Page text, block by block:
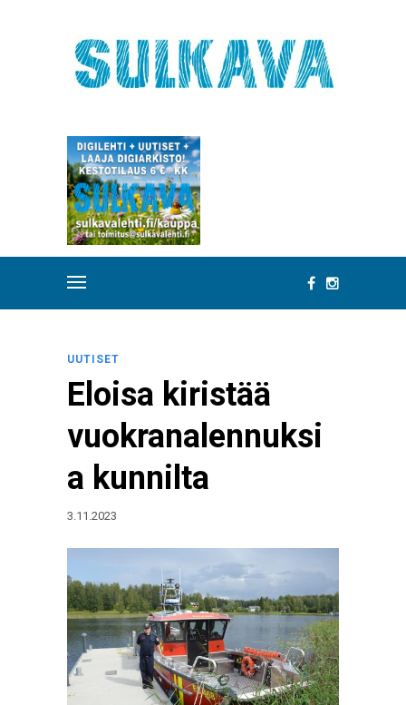
UUTISET
Eloisa kiristää
vuokranalennuksi
a kunnilta
3.11.2023